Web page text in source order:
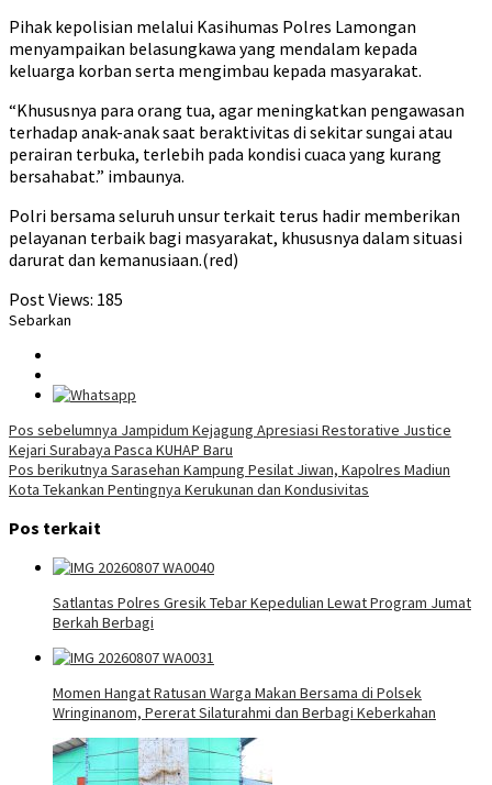
Pihak kepolisian melalui Kasihumas Polres Lamongan
menyampaikan belasungkawa yang mendalam kepada
keluarga korban serta mengimbau kepada masyarakat.
“Khususnya para orang tua, agar meningkatkan pengawasan
terhadap anak-anak saat beraktivitas di sekitar sungai atau
perairan terbuka, terlebih pada kondisi cuaca yang kurang
bersahabat.” imbaunya.
Polri bersama seluruh unsur terkait terus hadir memberikan
pelayanan terbaik bagi masyarakat, khususnya dalam situasi
darurat dan kemanusiaan.(red)
Post Views: 185
Sebarkan
Navigasi
pos
Pos sebelumnya Jampidum Kejagung Apresiasi Restorative Justice
Kejari Surabaya Pasca KUHAP Baru
Pos berikutnya Sarasehan Kampung Pesilat Jiwan, Kapolres Madiun
Kota Tekankan Pentingnya Kerukunan dan Kondusivitas
Pos terkait
Satlantas Polres Gresik Tebar Kepedulian Lewat Program Jumat
Berkah Berbagi
Momen Hangat Ratusan Warga Makan Bersama di Polsek
Wringinanom, Pererat Silaturahmi dan Berbagi Keberkahan